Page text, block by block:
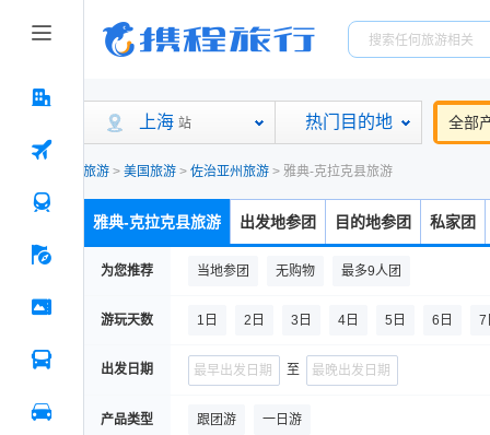
上海 站 热门目的地 全部
旅游 > 美国旅游 > 佐治亚州旅游 > 雅典-克拉克县旅游
雅典-克拉克县旅游 出发地参团 目的地参团 私家团
为您推荐 当地参团 无购物 最多9人团
游玩天数 1日 2日 3日 4日 5日 6日 7
出发日期 至
产品类型 跟团游 一日游